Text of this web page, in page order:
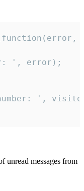
', error);
',
unread messages from